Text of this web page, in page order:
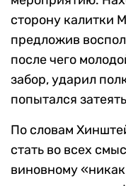
сторону калитки
предложив
после чего
забор, ударил
попытался
По словам
стать во всех
виновному